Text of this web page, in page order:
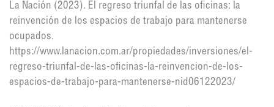
La Nación (2023). El regreso triunfal de las oficinas: la
reinvención de los espacios de trabajo para mantenerse
ocupados.
https://www.lanacion.com.ar/propiedades/inversiones/el-
regreso-triunfal-de-las-oficinas-la-reinvencion-de-los-
espacios-de-trabajo-para-mantenerse-nid06122023/